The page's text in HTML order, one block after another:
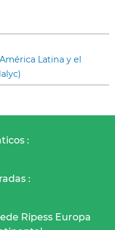
Latina y el
:
:
Ripess Europa